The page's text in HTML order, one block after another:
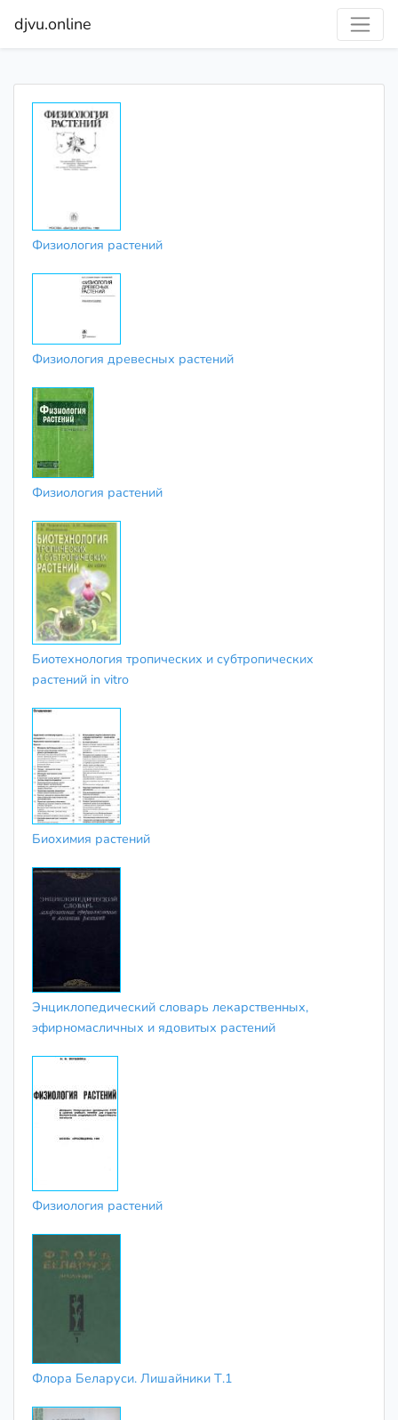
djvu.online
Физиология растений
Физиология древесных растений
Физиология растений
Биотехнология тропических и субтропических
растений in vitro
Биохимия растений
Энциклопедический словарь лекарственных,
эфирномасличных и ядовитых растений
Физиология растений
Флора Беларуси. Лишайники Т.1